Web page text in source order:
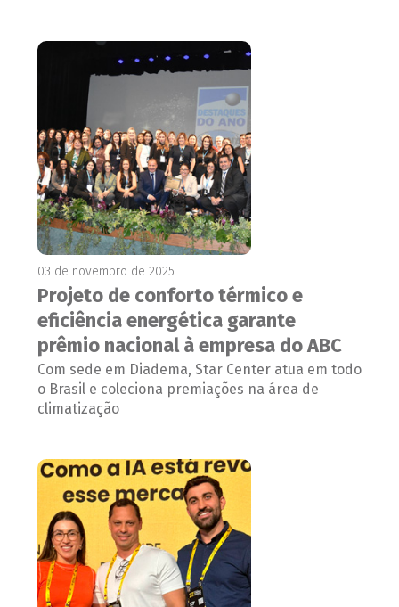
03 de novembro de 2025
Projeto de conforto térmico e
eficiência energética garante
prêmio nacional à empresa do ABC
Com sede em Diadema, Star Center atua em todo
o Brasil e coleciona premiações na área de
climatização